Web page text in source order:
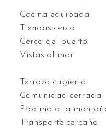
Cocina equipada
Tiendas cerca
Cerca del puerto
Vistas al mar
Terraza cubierta
Comunidad cerrada
Próxima a la
Transporte cercano